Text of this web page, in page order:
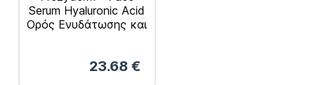
Serum Hyaluronic Acid
Ορός Ενυδάτωσης και
23.68 €